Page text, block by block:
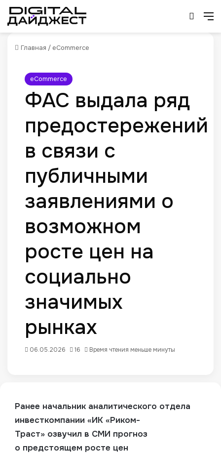
Главная / eCommerce
eCommerce
ФАС выдала ряд
предостережений
в связи с
публичными
заявлениями о
возможном
росте цен на
социально
значимых
рынках
06.05.2026 16 Время чтения меньше минуты
Ранее начальник аналитического отдела
инвесткомпании «ИК «Риком-
Траст» озвучил в СМИ прогноз
о предстоящем росте цен